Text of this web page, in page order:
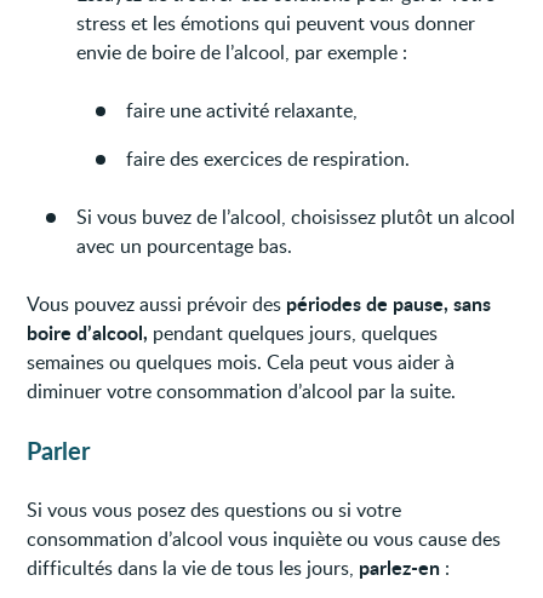
stress et les émotions qui peuvent vous donner
envie de boire de l’alcool, par exemple :
faire une activité relaxante,
faire des exercices de respiration.
Si vous buvez de l’alcool, choisissez plutôt un alcool
avec un pourcentage bas.
Vous pouvez aussi prévoir des périodes de pause, sans
boire d’alcool, pendant quelques jours, quelques
semaines ou quelques mois. Cela peut vous aider à
diminuer votre consommation d’alcool par la suite.
Parler
Si vous vous posez des questions ou si votre
consommation d’alcool vous inquiète ou vous cause des
difficultés dans la vie de tous les jours, parlez-en :